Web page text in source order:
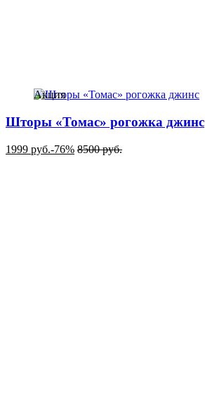
Акция
Шторы «Томас» рогожка джинс
1999 руб.-76% 8500руб.